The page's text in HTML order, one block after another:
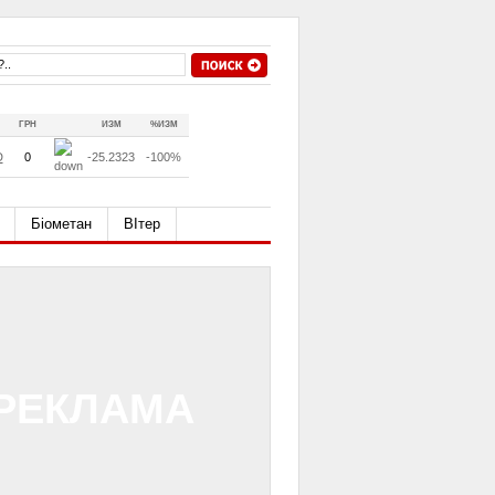
ГРН ИЗМ %ИЗМ
0 -25.2323 -100%
Біометан ВІтер